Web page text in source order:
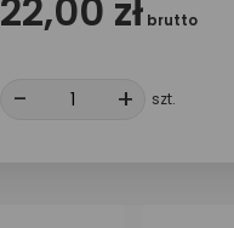
22,00 zł brutto
- + +
szt.